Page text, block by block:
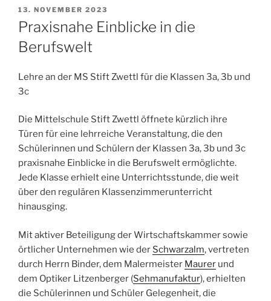
VERÖFFENTLICHT
AM
13. NOVEMBER 2023
Praxisnahe Einblicke in die
Berufswelt
Lehre an der MS Stift Zwettl für die Klassen 3a, 3b und
3c
Die Mittelschule Stift Zwettl öffnete kürzlich ihre
Türen für eine lehrreiche Veranstaltung, die den
Schülerinnen und Schülern der Klassen 3a, 3b und 3c
praxisnahe Einblicke in die Berufswelt ermöglichte.
Jede Klasse erhielt eine Unterrichtsstunde, die weit
über den regulären Klassenzimmerunterricht
hinausging.
Mit aktiver Beteiligung der Wirtschaftskammer sowie
örtlicher Unternehmen wie der Schwarzalm, vertreten
durch Herrn Binder, dem Malermeister Maurer und
dem Optiker Litzenberger (Sehmanufaktur), erhielten
die Schülerinnen und Schüler Gelegenheit, die